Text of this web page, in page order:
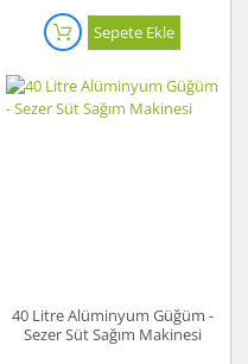
Sepete Ekle
40 Litre Alüminyum Güğüm -
Sezer Süt Sağım Makinesi